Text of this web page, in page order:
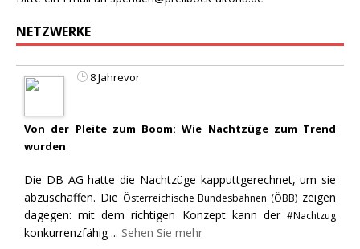
NETZWERKE
8 Jahrevor
Von der Pleite zum Boom: Wie Nachtzüge zum Trend
wurden
Die DB AG hatte die Nachtzüge kapputtgerechnet, um sie
abzuschaffen. Die Österreichische Bundesbahnen (ÖBB) zeigen
dagegen: mit dem richtigen Konzept kann der #Nachtzug
konkurrenzfähig ... Sehen Sie mehr